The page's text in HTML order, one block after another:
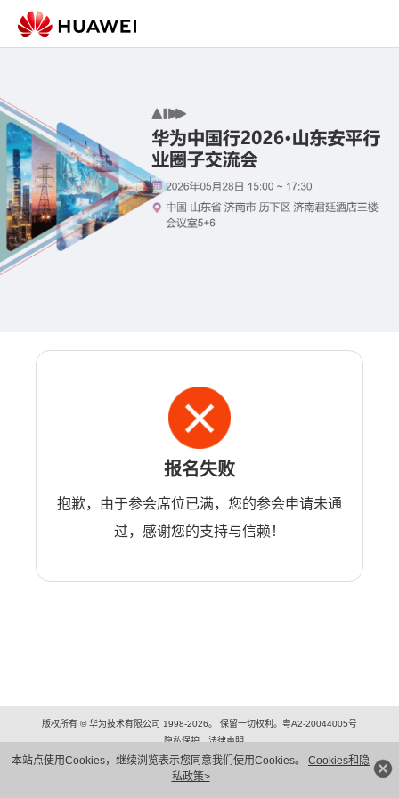
本站点使用Cookies，继续浏览表示您同意我们使用Cookies。 Cookies和隐
私政策>
报名失败
抱歉，由于参会席位已满，您的参会申请未通
过，感谢您的支持与信赖！
版权所有 © 华为技术有限公司 1998-2026。 保留一切权利。粤A2-20044005号
隐私保护
法律声明